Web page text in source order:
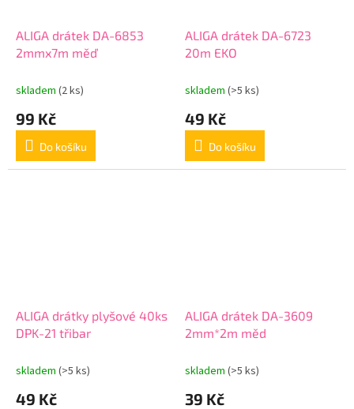
ALIGA drátek DA-6853
2mmx7m měď
skladem (2 ks)
99 Kč
Do košíku
ALIGA drátek DA-6723
20m EKO
skladem (>5 ks)
49 Kč
Do košíku
ALIGA drátky plyšové 40ks
DPK-21 třibar
skladem (>5 ks)
49 Kč
ALIGA drátek DA-3609
2mm*2m měd
skladem (>5 ks)
39 Kč